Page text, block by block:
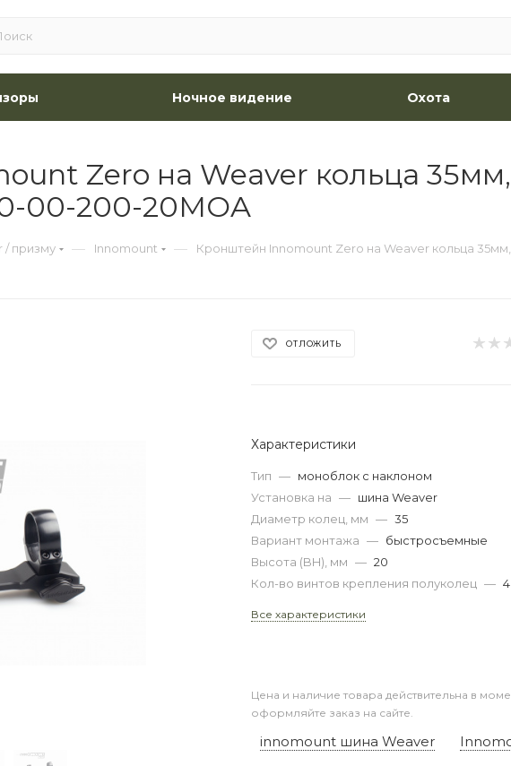
Ночное видение Охота
Zero на Weaver кольца
00-200-20MOA
/ призму — Innomount — Кронштейн Innomount Zero на Weaver кольца
ОТЛОЖИТЬ
Характеристики
Тип — моноблок с наклоном
Установка на — шина Weaver
Диаметр колец, мм — 35
Вариант монтажа — быстросъемные
Высота (BH), мм — 20
Кол-во винтов крепления полуколец — 4
Все характеристики
Цена и наличие товара действительна в
оформляйте заказ на сайте.
innomount шина Weaver